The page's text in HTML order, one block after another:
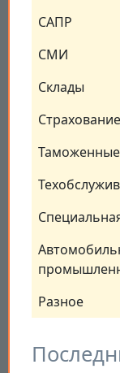
САПР
СМИ
Склады
Страхование
Разное